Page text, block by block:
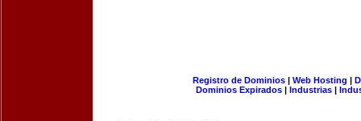
Registro de Dominios| Web Hosting |
Dominios Expirados | Industrias |